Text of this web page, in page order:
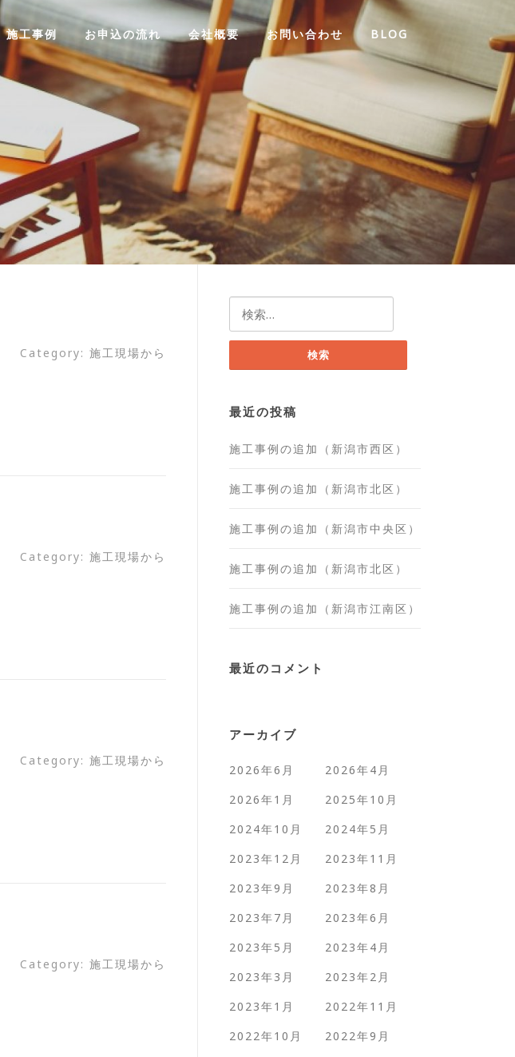
施工事例 お申込の流れ 会社概要 お問い合わせ BLOG
Category: 施工現場から
Category: 施工現場から
Category: 施工現場から
Category: 施工現場から
索:
最近の投稿
施工事例の追加（新潟市西区）
施工事例の追加（新潟市北区）
施工事例の追加（新潟市中央区）
施工事例の追加（新潟市北区）
施工事例の追加（新潟市江南区）
最近のコメント
アーカイブ
2026年6月
2026年4月
2026年1月
2025年10月
2024年10月
2024年5月
2023年12月
2023年11月
2023年9月
2023年8月
2023年7月
2023年6月
2023年5月
2023年4月
2023年3月
2023年2月
2023年1月
2022年11月
2022年10月
2022年9月